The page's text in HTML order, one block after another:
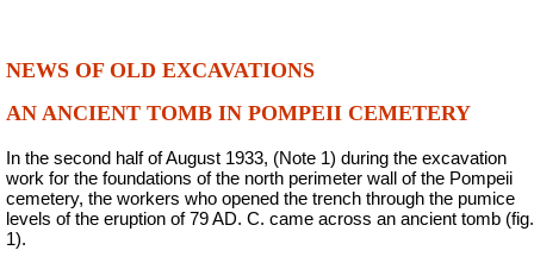
NEWS OF OLD EXCAVATIONS
AN ANCIENT TOMB IN POMPEII CEMETERY
In the second half of August 1933, (Note 1) during the excavation
work for the foundations of the north perimeter wall of the Pompeii
cemetery, the workers who opened the trench through the pumice
levels of the eruption of 79 AD. C. came across an ancient tomb (fig.
1).